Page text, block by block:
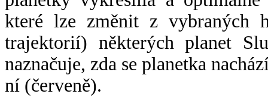
které lze změnit z vybraných
trajektorií) některých planet
naznačuje, zda se planetka
ní (červeně).